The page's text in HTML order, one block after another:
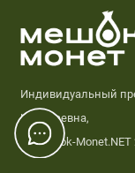
Индивидуальный
Николаевна,
© Meshok-